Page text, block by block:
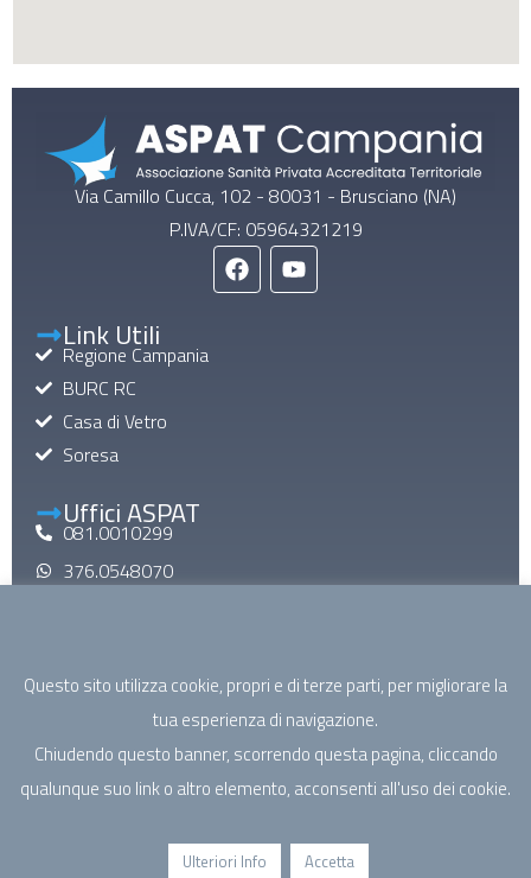
Via Camillo Cucca, 102 - 80031 - Brusciano (NA)
P.IVA/CF: 05964321219
Link Utili
Regione Campania
BURC RC
Casa di Vetro
Soresa
Uffici ASPAT
081.0010299
376.0548070
Mail di Macroarea
specialistica@aspatcampania.it
riabilitazione@aspatcampania.it
sociosanitario@aspatcampania.it
salutementale@aspatcampania.it
Questo sito utilizza cookie, propri e di terze parti, per migliorare la
tua esperienza di navigazione.
Chiudendo questo banner, scorrendo questa pagina, cliccando
qualunque suo link o altro elemento, acconsenti all'uso dei cookie.
Ulteriori Info Accetta